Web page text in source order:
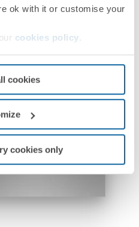
ok with it or customise your
cookies policy
cookies
cookies only